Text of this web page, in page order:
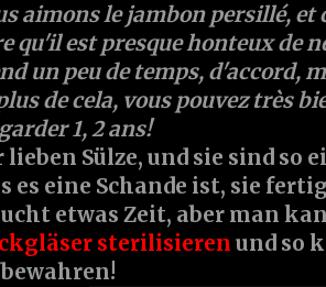
aimons le jambon persillé, et
qu'il est presque honteux de
un peu de temps, d'accord,
de cela, vous pouvez très
1, 2 ans!
lieben Sülze, und sie sind so
es eine Schande ist, sie
etwas Zeit, aber man
sterilisieren und so